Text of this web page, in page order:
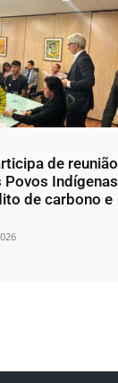
de reunião
Indígenas
de carbono e